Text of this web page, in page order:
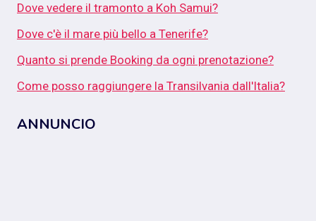
Dove vedere il tramonto a Koh Samui?
Dove c'è il mare più bello a Tenerife?
Quanto si prende Booking da ogni prenotazione?
Come posso raggiungere la Transilvania dall'Italia?
ANNUNCIO